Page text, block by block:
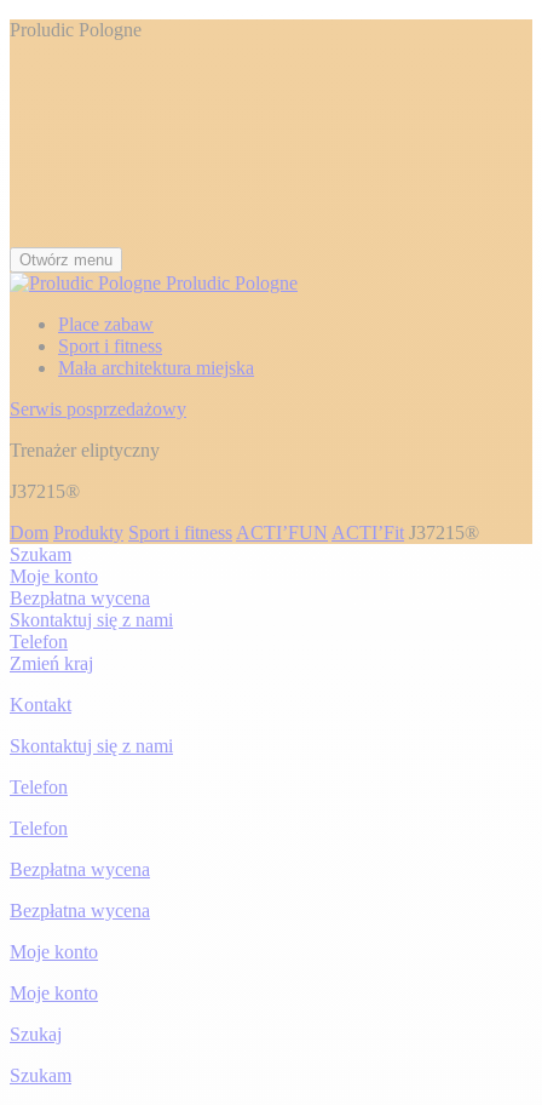
Proludic Pologne
Otwórz menu
Proludic Pologne
Place zabaw
Sport i fitness
Mała architektura miejska
Serwis posprzedażowy
Trenażer eliptyczny
J37215®
Dom Produkty Sport i fitness ACTI’FUN ACTI’Fit J37215®
Szukam
Moje konto
Bezpłatna wycena
Skontaktuj się z nami
Telefon
Zmień kraj
Kontakt
Skontaktuj się z nami
Telefon
Telefon
Bezpłatna wycena
Bezpłatna wycena
Moje konto
Moje konto
Szukaj
Szukam